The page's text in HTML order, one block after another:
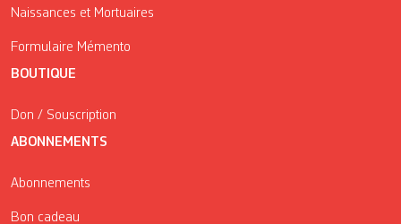
Naissances et Mortuaires
Formulaire Mémento
BOUTIQUE
Don / Souscription
ABONNEMENTS
Abonnements
Bon cadeau